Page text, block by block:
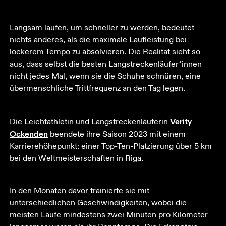
Langsam laufen, um schneller zu werden, bedeutet
nichts anderes, als die maximale Laufleistung bei
lockerem Tempo zu absolvieren. Die Realität sieht so
aus, dass selbst die besten Langstreckenläufer*innen
nicht jedes Mal, wenn sie die Schuhe schnüren, eine
übermenschliche Trittfrequenz an den Tag legen.
Die Leichtathletin und Langstreckenläuferin Verity
Ockenden beendete ihre Saison 2023 mit einem
Karrierehöhepunkt: einer Top-Ten-Platzierung über 5 km
bei den Weltmeisterschaften in Riga.
In den Monaten davor trainierte sie mit
unterschiedlichen Geschwindigkeiten, wobei die
meisten Läufe mindestens zwei Minuten pro Kilometer